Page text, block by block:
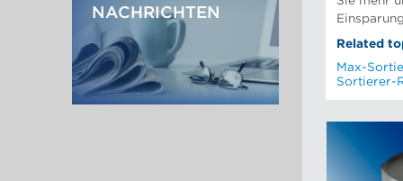
NACHRICHTEN
Related
Max-
Sortierer-